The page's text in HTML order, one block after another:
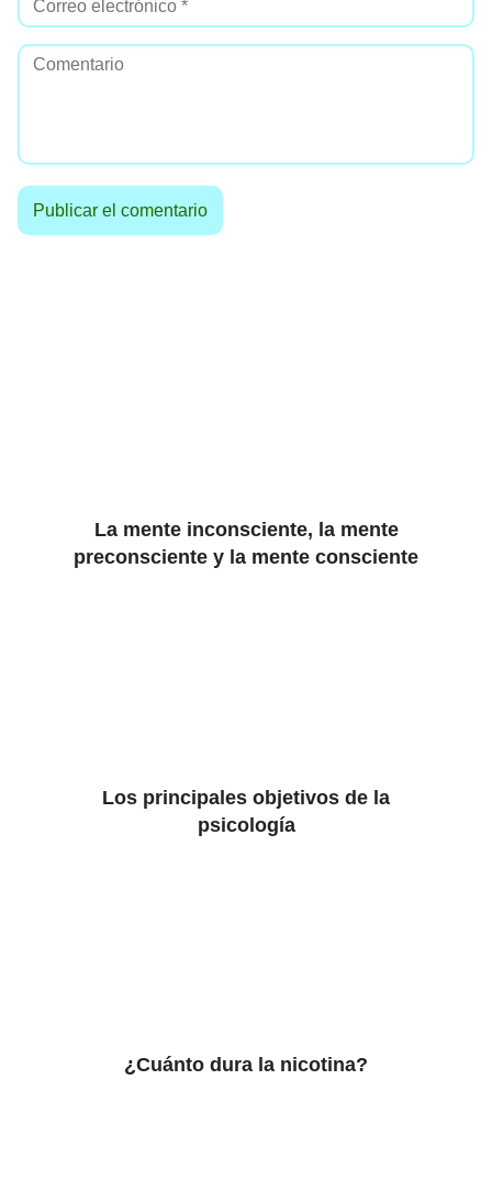
La mente inconsciente, la mente
preconsciente y la mente consciente
Los principales objetivos de la
psicología
¿Cuánto dura la nicotina?